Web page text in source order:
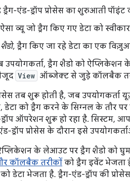
ड्रैग-एंड-ड्रॉप प्रोसेस का शुरुआती पॉइंट
ऐसा व्यू जो ड्रैग किए गए डेटा को
शैडो, ड्रैग किए जा रहे डेटा का एक
उपयोगकर्ता, ड्रैग शैडो को
View ऑब्जेक्ट से जुड़े कॉलबैक
तब शुरू होती है, जब
को ड्रैग करने के सिग्नल के तौर
ड्रॉप ऑपरेशन शुरू हो रहा है. सिस्टम,
ड्रॉप प्रोसेस के दौरान इसे
के लेआउट पर ड्रैग शैडो को
कॉलबैक तरीकोंको ड्रैग इवेंट भेजता
डेटा भेजता है. ड्रैग-एंड-ड्रॉप की